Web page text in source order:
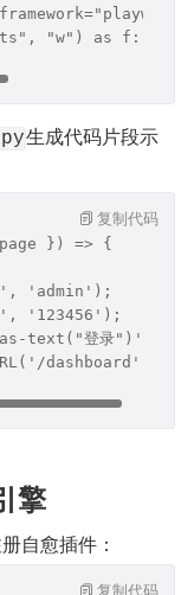
"w") as f:
生成代码片段示
}) => {
'admin');
'123456');
text("登录")');
dashboard');
复制代码
擎
册自愈插件：
复制代码